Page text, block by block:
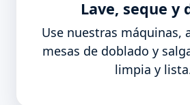
Lave, seque y
Use nuestras máquinas,
mesas de doblado y
limpia y